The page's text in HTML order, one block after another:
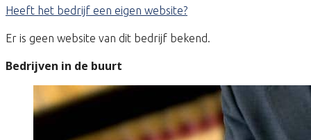
Heeft het bedrijf een eigen website?
Er is geen website van dit bedrijf bekend.
Bedrijven in de buurt